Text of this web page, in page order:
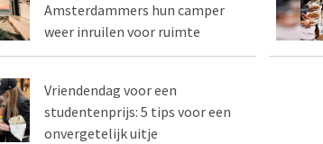
Amsterdammers hun camper
weer inruilen voor ruimte
Vriendendag voor een
studentenprijs: 5 tips voor een
onvergetelijk uitje